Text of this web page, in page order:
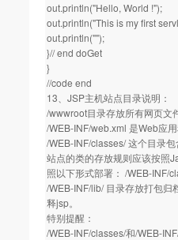
out.println("Hello, World !");
out.println("This is my first
out.println("");
}// end doGet
}
//code end
13、JSP主机站点目录说明：
/wwwroot目录存放所有网页文
/WEB-INF/web.xml 是Web应
/WEB-INF/classes/ 这个目录
站点的类的存放规则应该按照
照以下形式部署： /WEB-INF/
/WEB-INF/lib/ 目录存放打包
释jsp。
特别提醒：
/WEB-INF/classes/和/WEB-